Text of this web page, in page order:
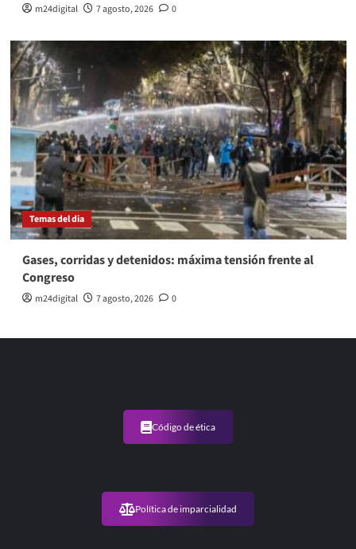
m24digital 7 agosto, 2026 0
Temas del dia
Gases, corridas y detenidos: máxima tensión frente al
Congreso
m24digital 7 agosto, 2026 0
Código de ética
Política de imparcialidad